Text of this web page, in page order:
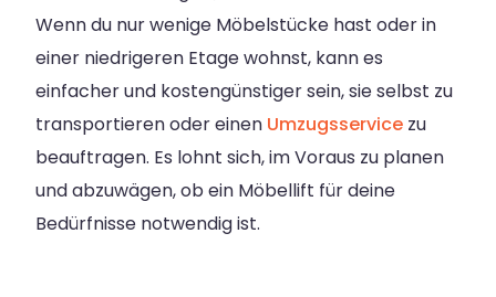
Wenn du nur wenige Möbelstücke hast oder in
einer niedrigeren Etage wohnst, kann es
einfacher und kostengünstiger sein, sie selbst zu
transportieren oder einen Umzugsservice zu
beauftragen. Es lohnt sich, im Voraus zu planen
und abzuwägen, ob ein Möbellift für deine
Bedürfnisse notwendig ist.